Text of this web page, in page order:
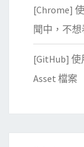
[Chrome]
聞中，不
[GitHub] 使
Asset 檔案